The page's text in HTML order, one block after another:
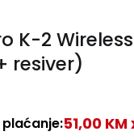
K-2
resiver)
51,00